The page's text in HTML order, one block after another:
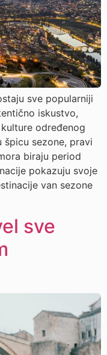
sve popularniji
iskustvo,
određenog
špicu sezone, pravi
biraju period
pokazuju svoje
van sezone
sve